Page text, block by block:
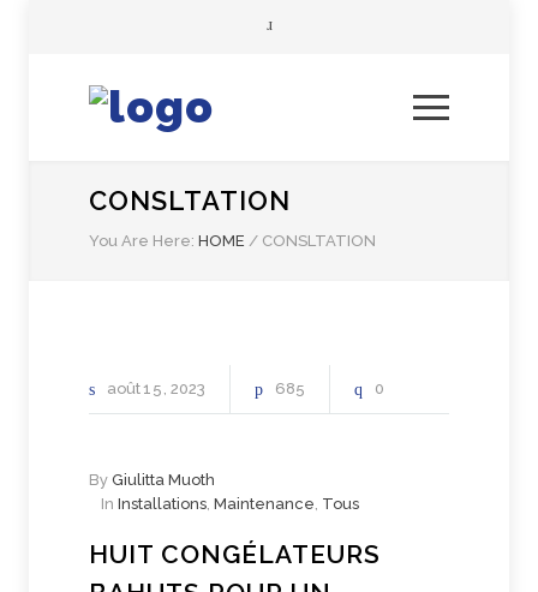
CONSLTATION
You Are Here: HOME / CONSLTATION
août15 2023 685 0
By Giulitta Muoth
In Installations, Maintenance, Tous
HUIT CONGÉLATEURS